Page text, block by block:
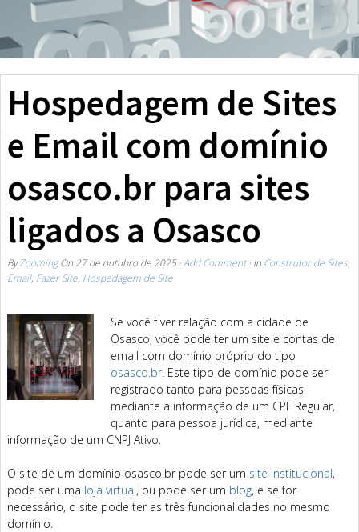
Hospedagem de Sites
e Email com domínio
osasco.br para sites
ligados a Osasco
ByZoomingOn 27 de outubro de 2025· Add Comment· In Construtor de Sites,
Email, Fazer Site, Hospedagem de Site
Se você tiver relação com a cidade de
Osasco, você pode ter um site e contas de
email com domínio próprio do tipo
osasco.br. Este tipo de domínio pode ser
registrado tanto para pessoas físicas
mediante a informação de um CPF Regular,
quanto para pessoa jurídica, mediante
informação de um CNPJ Ativo.
O site de um domínio osasco.br pode ser um site institucional,
pode ser uma loja virtual, ou pode ser um blog, e se for
necessário, o site pode ter as três funcionalidades no mesmo
domínio.